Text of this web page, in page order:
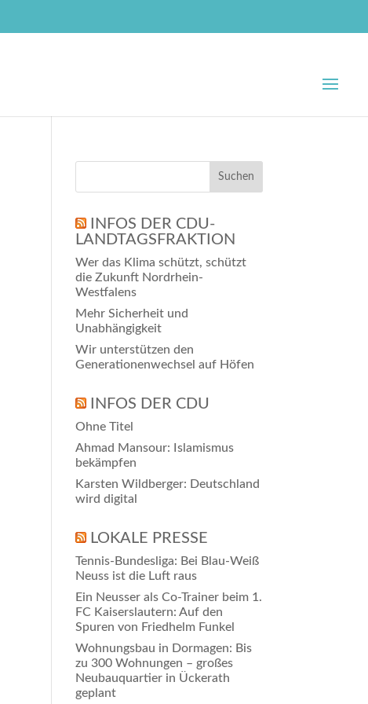
INFOS DER CDU-
LANDTAGSFRAKTION
Wer das Klima schützt, schützt
die Zukunft Nordrhein-
Westfalens
Mehr Sicherheit und
Unabhängigkeit
Wir unterstützen den
Generationenwechsel auf Höfen
INFOS DER CDU
Ohne Titel
Ahmad Mansour: Islamismus
bekämpfen
Karsten Wildberger: Deutschland
wird digital
LOKALE PRESSE
Tennis-Bundesliga: Bei Blau-Weiß
Neuss ist die Luft raus
Ein Neusser als Co-Trainer beim 1.
FC Kaiserslautern: Auf den
Spuren von Friedhelm Funkel
Wohnungsbau in Dormagen: Bis
zu 300 Wohnungen – großes
Neubauquartier in Ückerath
geplant